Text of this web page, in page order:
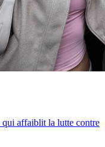
qui affaiblit la lutte contre